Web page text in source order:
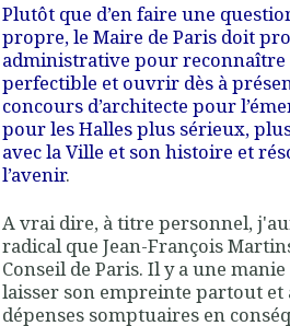
Plutôt que d’en faire une
propre, le Maire de Paris doit
administrative pour reconnaître
perfectible et ouvrir dès à
concours d’architecte pour
pour les Halles plus sérieux,
avec la Ville et son histoire et
l’avenir.
A vrai dire, à titre personnel,
radical que Jean-François
Conseil de Paris. Il y a une
laisser son empreinte partout et
dépenses somptuaires en